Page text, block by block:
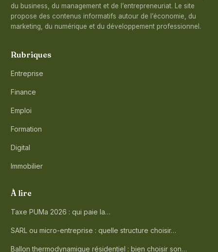
du business, du management et de l’entrepreneuriat. Le site
propose des contenus informatifs autour de l’économie, du
marketing, du numérique et du développement professionnel.
Rubriques
Entreprise
Finance
Emploi
Formation
Digital
Immobilier
À lire
Taxe PUMa 2026 : qui paie la…
SARL ou micro-entreprise : quelle structure choisir…
Ballon thermodynamique résidentiel : bien choisir son…